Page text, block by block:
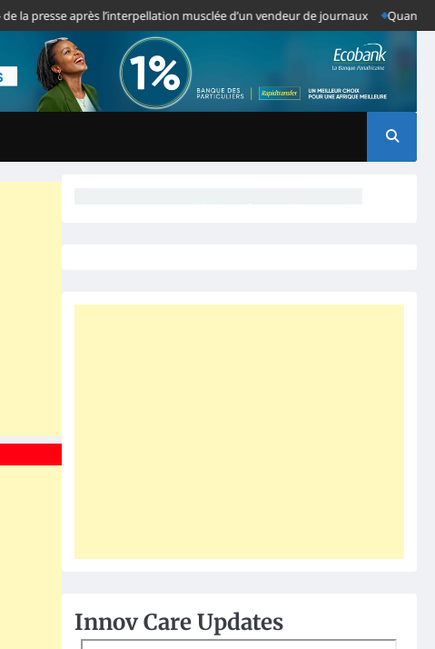
après l’interpellation musclée d’un vendeur de journaux Quand des
Innov Care Updates